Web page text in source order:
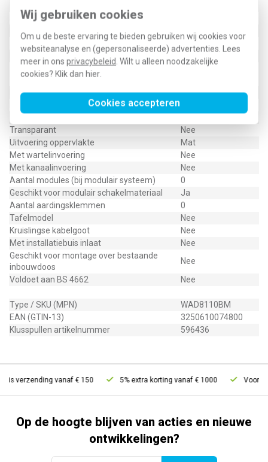
Wij gebruiken cookies
Om u de beste ervaring te bieden gebruiken wij cookies voor
websiteanalyse en (gepersonaliseerde) advertenties. Lees
meer in ons privacybeleid . Wilt u alleen noodzakelijke
cookies? Klik dan hier
Cookies accepteren
Materiaalkwaliteit
Materiaal
Kunststof
Aantal invoeren
Met afdekraam
Ja
Montagerichting
Horizontaal en
RAL-nummer (vergelijkbaar)
9005
Beschermingsgraad (IP)
Transparant
Nee
Uitvoering oppervlakte
Mat
Met wartelinvoering
Nee
Met kanaalinvoering
Nee
Aantal modules (bij modulair systeem)
0
Geschikt voor modulair schakelmateriaal
Ja
Aantal aardingsklemmen
0
Tafelmodel
Nee
Kruislingse kabelgoot
Nee
Met installatiebuis inlaat
Nee
Geschikt voor montage over bestaande
inbouwdoos
Nee
Voldoet aan BS 4662
Nee
Type / SKU (MPN)
WAD8110BM
EAN (GTIN-13)
3250610074800
Klusspullen artikelnummer
596436
verzending vanaf € 150 5% extra korting vanaf € 1000 Voor
Op de hoogte blijven van acties en nieuwe
ontwikkelingen?